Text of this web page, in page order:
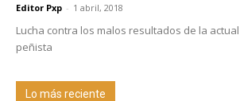
Editor Pxp - 1 abril, 2018
Lucha contra los malos resultados de la
peñista
Lo más reciente